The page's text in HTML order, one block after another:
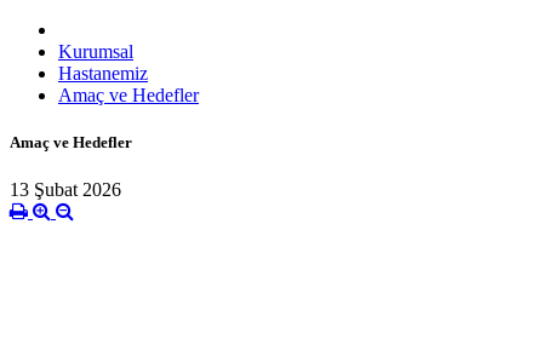
Kurumsal
Hastanemiz
Amaç ve Hedefler
Amaç ve Hedefler
13 Şubat 2026